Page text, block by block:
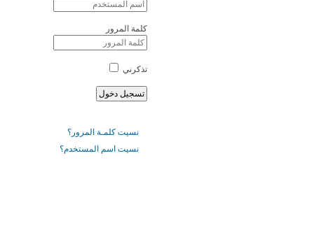
كلمة المرور
تذكرني
نسيت كلمـة المرور؟
نسيت اسم المستخدم؟